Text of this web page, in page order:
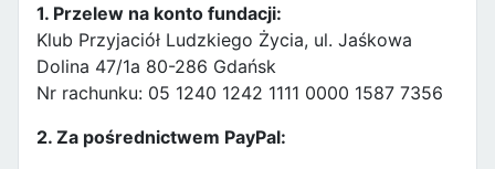
1. Przelew na konto fundacji:
Klub Przyjaciół Ludzkiego Życia, ul. Jaśkowa
Dolina 47/1a 80-286 Gdańsk
Nr rachunku: 05 1240 1242 1111 0000 1587 7356
2. Za pośrednictwem PayPal: